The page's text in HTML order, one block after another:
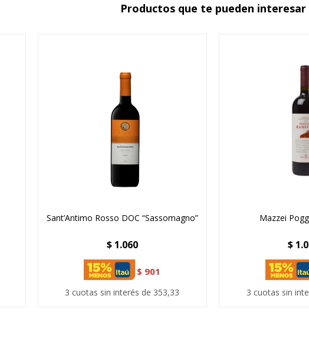
Productos que te pueden interesar
Sant’Antimo Rosso DOC “Sassomagno”
$ 1.060
$ 901
3 cuotas sin interés de 353,33
Mazzei
$
3 cuotas sin